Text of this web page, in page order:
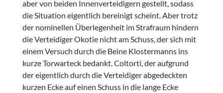
aber von beiden Innenverteidigern gestellt, sodass
die Situation eigentlich bereinigt scheint. Aber trotz
der nominellen Überlegenheit im Strafraum hindern
die Verteidiger Okotie nicht am Schuss, der sich mit
einem Versuch durch die Beine Klostermanns ins
kurze Torwarteck bedankt. Coltorti, der aufgrund
der eigentlich durch die Verteidiger abgedeckten
kurzen Ecke auf einen Schuss in die lange Ecke